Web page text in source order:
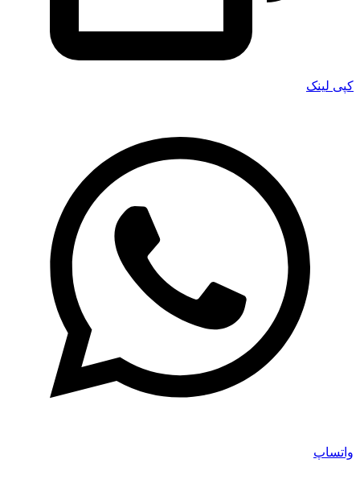
کپی لینک
واتساپ